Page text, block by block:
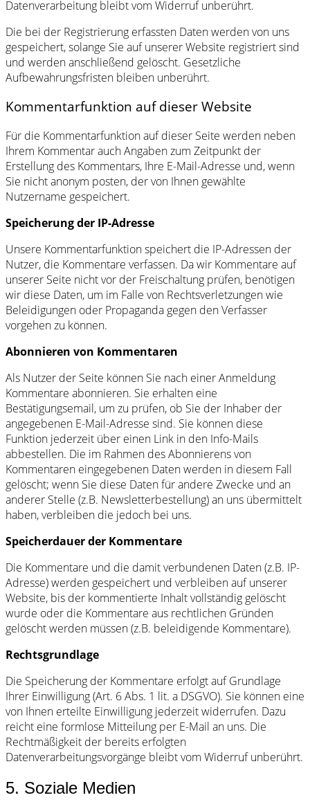
Datenverarbeitung bleibt vom Widerruf unberührt.
Die bei der Registrierung erfassten Daten werden von uns
gespeichert, solange Sie auf unserer Website registriert sind
und werden anschließend gelöscht. Gesetzliche
Aufbewahrungsfristen bleiben unberührt.
Kommentarfunktion auf dieser Website
Für die Kommentarfunktion auf dieser Seite werden neben
Ihrem Kommentar auch Angaben zum Zeitpunkt der
Erstellung des Kommentars, Ihre E-Mail-Adresse und, wenn
Sie nicht anonym posten, der von Ihnen gewählte
Nutzername gespeichert.
Speicherung der IP-Adresse
Unsere Kommentarfunktion speichert die IP-Adressen der
Nutzer, die Kommentare verfassen. Da wir Kommentare auf
unserer Seite nicht vor der Freischaltung prüfen, benötigen
wir diese Daten, um im Falle von Rechtsverletzungen wie
Beleidigungen oder Propaganda gegen den Verfasser
vorgehen zu können.
Abonnieren von Kommentaren
Als Nutzer der Seite können Sie nach einer Anmeldung
Kommentare abonnieren. Sie erhalten eine
Bestätigungsemail, um zu prüfen, ob Sie der Inhaber der
angegebenen E-Mail-Adresse sind. Sie können diese
Funktion jederzeit über einen Link in den Info-Mails
abbestellen. Die im Rahmen des Abonnierens von
Kommentaren eingegebenen Daten werden in diesem Fall
gelöscht; wenn Sie diese Daten für andere Zwecke und an
anderer Stelle (z.B. Newsletterbestellung) an uns übermittelt
haben, verbleiben die jedoch bei uns.
Speicherdauer der Kommentare
Die Kommentare und die damit verbundenen Daten (z.B. IP-
Adresse) werden gespeichert und verbleiben auf unserer
Website, bis der kommentierte Inhalt vollständig gelöscht
wurde oder die Kommentare aus rechtlichen Gründen
gelöscht werden müssen (z.B. beleidigende Kommentare).
Rechtsgrundlage
Die Speicherung der Kommentare erfolgt auf Grundlage
Ihrer Einwilligung (Art. 6 Abs. 1 lit. a DSGVO). Sie können eine
von Ihnen erteilte Einwilligung jederzeit widerrufen. Dazu
reicht eine formlose Mitteilung per E-Mail an uns. Die
Rechtmäßigkeit der bereits erfolgten
Datenverarbeitungsvorgänge bleibt vom Widerruf unberührt.
5. Soziale Medien